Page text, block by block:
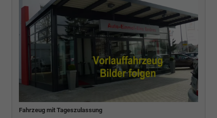
Fahrzeug mit Tageszulassung